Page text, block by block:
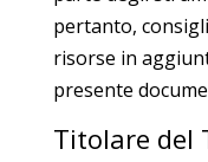
pertanto,
risorse in
presente
Titolare del